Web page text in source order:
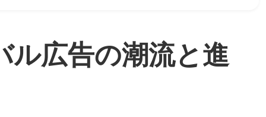
ル広告の潮流と進